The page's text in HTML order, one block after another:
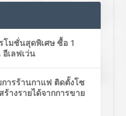
โมชั่นสุดพิเศษ ซื้อ 1
เลฟเว่น
ารร้านกาแฟ ติดตั้งโซ
างรายได้จากการขาย